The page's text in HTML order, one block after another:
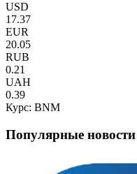
USD
17.37
EUR
20.05
RUB
0.21
UAH
0.39
Курс: BNM
Популярные новости